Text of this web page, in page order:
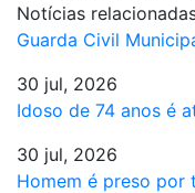
Notícias
Guarda Civil
30 jul, 2026
Idoso de 74 anos é
30 jul, 2026
Homem é preso